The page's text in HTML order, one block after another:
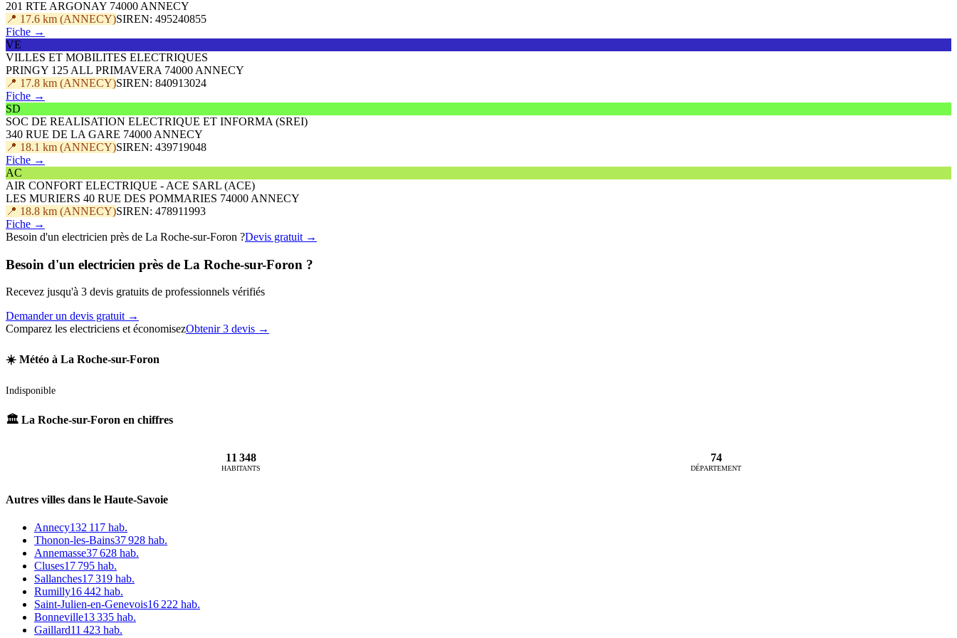
201 RTE ARGONAY 74000 ANNECY
📍 17.6 km (ANNECY)SIREN: 495240855
Fiche →
VE
VILLES ET MOBILITES ELECTRIQUES
PRINGY 125 ALL PRIMAVERA 74000 ANNECY
📍 17.8 km (ANNECY)SIREN: 840913024
Fiche →
SD
SOC DE REALISATION ELECTRIQUE ET INFORMA (SREI)
340 RUE DE LA GARE 74000 ANNECY
📍 18.1 km (ANNECY)SIREN: 439719048
Fiche →
AC
AIR CONFORT ELECTRIQUE - ACE SARL (ACE)
LES MURIERS 40 RUE DES POMMARIES 74000 ANNECY
📍 18.8 km (ANNECY)SIREN: 478911993
Fiche →
Besoin d'un electricien près de La Roche-sur-Foron ?Devis gratuit →
Besoin d'un electricien près de La Roche-sur-Foron ?
Recevez jusqu'à 3 devis gratuits de professionnels vérifiés
Demander un devis gratuit →
Comparez les electriciens et économisezObtenir 3 devis →
☀️ Météo à La Roche-sur-Foron
Indisponible
🏛️ La Roche-sur-Foron en chiffres
11 348
HABITANTS
74
DÉPARTEMENT
Autres villes dans le Haute-Savoie
Annecy132 117 hab.
Thonon-les-Bains37 928 hab.
Annemasse37 628 hab.
Cluses17 795 hab.
Sallanches17 319 hab.
Rumilly16 442 hab.
Saint-Julien-en-Genevois16 222 hab.
Bonneville13 335 hab.
Gaillard11 423 hab.